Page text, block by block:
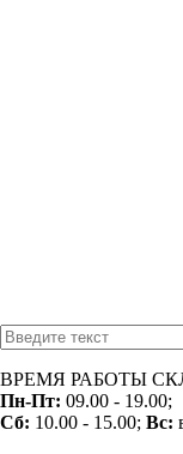
ВРЕМЯ РАБОТЫ
Пн-Пт: 09.00 - 19.00;
Сб: 10.00 - 15.00; Вс: